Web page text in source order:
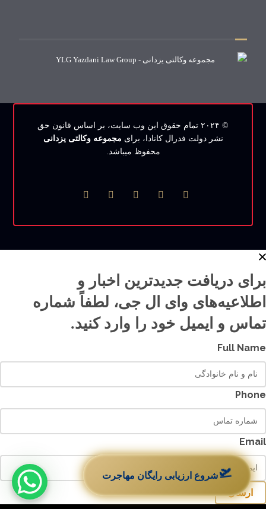
🛫شروع ارزیابی رایگان مهاجرت
© ۲۰۲۴ تمام حقوق این وب‌ سایت، بر اساس قانون حق
نشر دولت فدرال کانادا، برای مجموعه وکالتی یزدانی
محفوظ میباشد.
برای دریافت جدیدترین اخبار و
اطلاعیه‌های وای ال جی، لطفاً شماره
تماس و ایمیل خود را وارد کنید.
Full Name
Phone
Email
ارسال